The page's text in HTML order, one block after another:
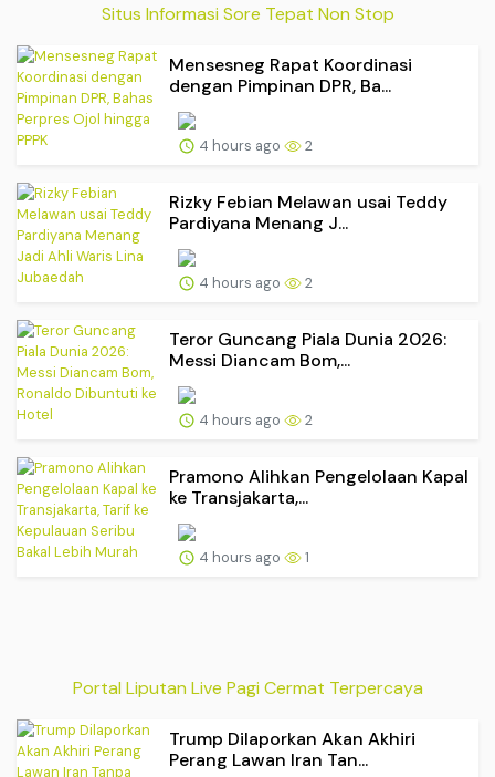
Situs Informasi Sore Tepat Non Stop
Mensesneg Rapat Koordinasi
dengan Pimpinan DPR, Ba...
4 hours ago 2
Rizky Febian Melawan usai Teddy
Pardiyana Menang J...
4 hours ago 2
Teror Guncang Piala Dunia 2026:
Messi Diancam Bom,...
4 hours ago 2
Pramono Alihkan Pengelolaan Kapal
ke Transjakarta,...
4 hours ago 1
Portal Liputan Live Pagi Cermat Terpercaya
Trump Dilaporkan Akan Akhiri
Perang Lawan Iran Tan...